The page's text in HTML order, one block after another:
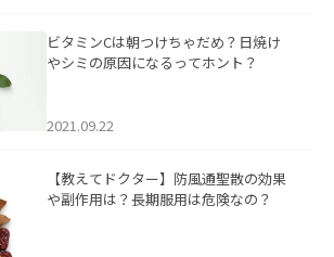
ビタミンCは朝つけちゃだめ？日焼け
やシミの原因になるってホント？
2021.09.22
【教えてドクター】防風通聖散の効果
や副作用は？長期服用は危険なの？